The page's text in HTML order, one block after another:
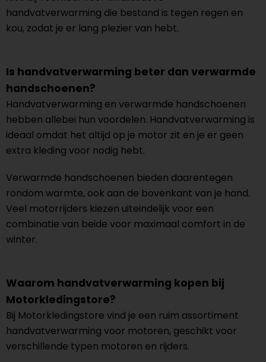
handvatverwarming die bestand is tegen regen en
kou, zodat je er lang plezier van hebt.
Is handvatverwarming beter dan verwarmde
handschoenen?
Handvatverwarming en verwarmde handschoenen
hebben allebei hun voordelen. Handvatverwarming is
ideaal omdat het altijd op je motor zit en je er geen
extra kleding voor nodig hebt.
Verwarmde handschoenen bieden daarentegen
rondom warmte, ook aan de bovenkant van je hand.
Veel motorrijders kiezen uiteindelijk voor een
combinatie van beide voor maximaal comfort in de
winter.
Waarom handvatverwarming kopen bij
Motorkledingstore?
Bij Motorkledingstore vind je een ruim assortiment
handvatverwarming voor motoren, geschikt voor
verschillende typen motoren en rijders.